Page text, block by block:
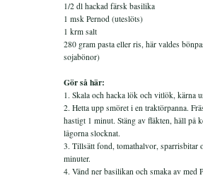
1/2 dl hackad färsk basilika
1 msk Pernod (uteslöts)
1 krm salt
280 gram pasta eller ris, här valdes
sojabönor)
Gör så här:
1. Skala och hacka lök och vitlök, kärna
2. Hetta upp smöret i en traktörpanna.
hastigt 1 minut. Stäng av fläkten, häll på
lågorna slocknat.
3. Tillsätt fond, tomathalvor, sparrisbitar
minuter.
4. Vänd ner basilikan och smaka av med